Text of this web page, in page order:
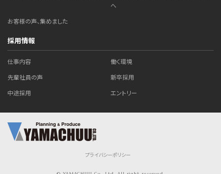
へ
お客様の声、集めました
採用情報
仕事内容
働く環境
先輩社員の声
新卒採用
中途採用
エントリー
プライバシーポリシー